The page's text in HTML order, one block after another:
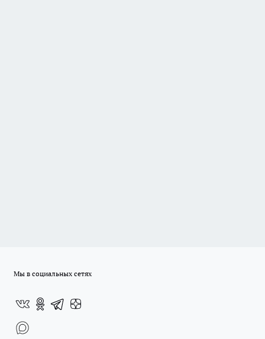
Мы в социальных сетях